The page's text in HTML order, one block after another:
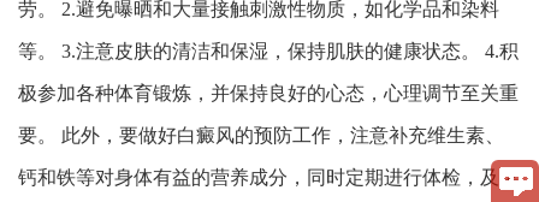
劳。 2.避免曝晒和大量接触刺激性物质，如化学品和染料
等。 3.注意皮肤的清洁和保湿，保持肌肤的健康状态。 4.积
极参加各种体育锻炼，并保持良好的心态，心理调节至关重
要。 此外，要做好白癜风的预防工作，注意补充维生素、
钙和铁等对身体有益的营养成分，同时定期进行体检，及早